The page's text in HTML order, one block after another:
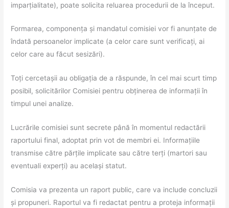
imparțialitate), poate solicita reluarea procedurii de la început.
Formarea, componența și mandatul comisiei vor fi anunțate de
îndată persoanelor implicate (a celor care sunt verificați, ai
celor care au făcut sesizări).
Toți cercetașii au obligația de a răspunde, în cel mai scurt timp
posibil, solicitărilor Comisiei pentru obținerea de informații în
timpul unei analize.
Lucrările comisiei sunt secrete până în momentul redactării
raportului final, adoptat prin vot de membri ei. Informațiile
transmise către părțile implicate sau către terți (martori sau
eventuali experți) au același statut.
Comisia va prezenta un raport public, care va include concluzii
și propuneri. Raportul va fi redactat pentru a proteja informații